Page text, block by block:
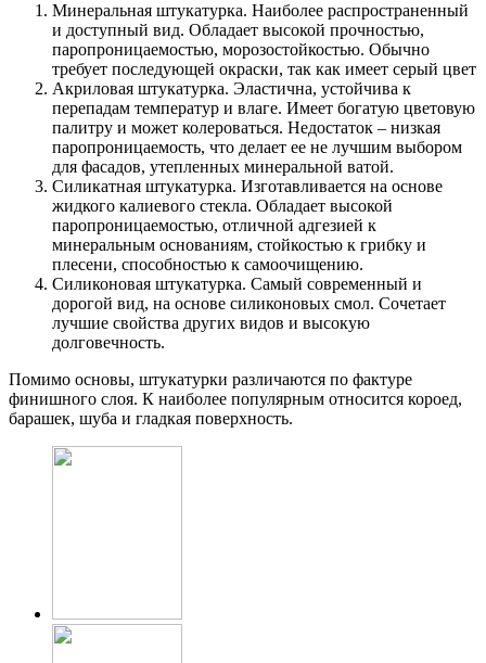
Минеральная штукатурка. Наиболее распространенный
и доступный вид. Обладает высокой прочностью,
паропроницаемостью, морозостойкостью. Обычно
требует последующей окраски, так как имеет серый цвет
Акриловая штукатурка. Эластична, устойчива к
перепадам температур и влаге. Имеет богатую цветовую
палитру и может колероваться. Недостаток – низкая
паропроницаемость, что делает ее не лучшим выбором
для фасадов, утепленных минеральной ватой.
Силикатная штукатурка. Изготавливается на основе
жидкого калиевого стекла. Обладает высокой
паропроницаемостью, отличной адгезией к
минеральным основаниям, стойкостью к грибку и
плесени, способностью к самоочищению.
Силиконовая штукатурка. Самый современный и
дорогой вид, на основе силиконовых смол. Сочетает
лучшие свойства других видов и высокую
долговечность.
Помимо основы, штукатурки различаются по фактуре
финишного слоя. К наиболее популярным относится короед,
барашек, шуба и гладкая поверхность.